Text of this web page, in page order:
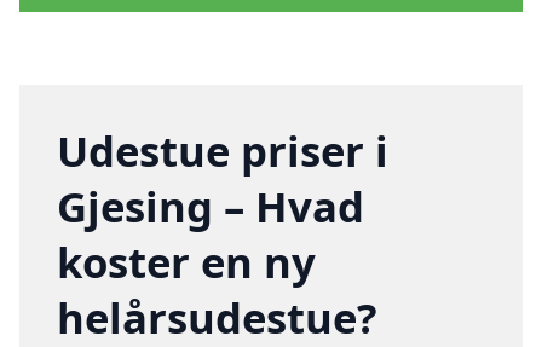
Udestue priser i
Gjesing – Hvad
koster en ny
helårsudestue?